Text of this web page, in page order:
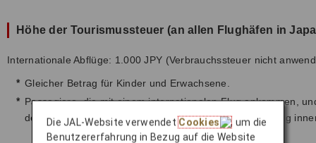
Höhe der Tourismussteuer (an allen Flughäfen in
Internationale Abflüge: 1.000 JPY (Verbrauchssteuer nicht
* Gleicher Betrag für Kinder und Erwachsene.
* Passagiere, die mit einem internationalen Flug ankommen,
der Tourismussteuer befreit, sofern sie den Anschlussflug
Die JAL-Website verwendet Cookies
, um die
Benutzererfahrung in Bezug auf die Website